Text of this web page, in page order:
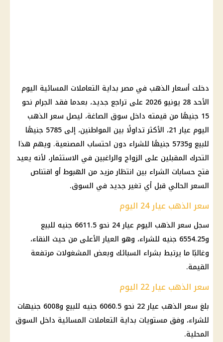
دخلت أسعار الذهب في مصر بداية التعاملات المسائية اليوم
الأحد 28 يونيو 2026 على تراجع جديد، بعدما فقد الجرام نحو
15 جنيهًا من قيمته داخل سوق الصاغة، ليصل سعر الذهب
اليوم عيار 21، الأكثر تداولًا بين المواطنين، إلى 5785 جنيهًا
للبيع و5735 جنيهًا للشراء دون احتساب المصنعية. ويهم هذا
التحرك المقبلين على الزواج والراغبين في الاستثمار، لأنه يعيد
فتح حسابات الشراء بين انتظار مزيد من الهبوط أو اقتناص
السعر الحالي قبل أي تغير جديد في السوق.
سعر الذهب عيار 24 اليوم
سجل سعر الذهب اليوم عيار 24
نحو 6611.5 جنيه للبيع
و6554.25 جنيه للشراء، وهو العيار الأعلى من حيث النقاء،
وغالبًا ما يرتبط بشراء السبائك وبعض المشغولات مرتفعة
القيمة.
سعر الذهب عيار 22 اليوم
بلغ سعر الذهب
عيار 22 نحو 6060.5 جنيه للبيع و6008 جنيهات
للشراء، وفق مستويات بداية التعاملات المسائية داخل السوق
المحلية.